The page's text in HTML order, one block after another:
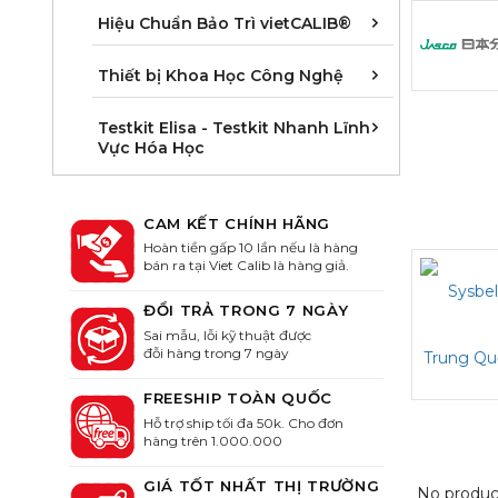
Hiệu Chuẩn Bảo Trì vietCALIB® Dung tích,
Hoá lý/
Nhiệt độ/
Thời gian,
Thiết bị Khoa Học Công Nghệ Thiết bị đo
Testkit Elisa - Testkit Nhanh Lĩnh
Vực Hóa Học
CAM KẾT CHÍNH HÃNG
Hoàn tiền gấp 10 lần nếu là hàng
bán ra tại Viet Calib là hàng giả.
ĐỔI TRẢ TRONG 7 NGÀY
Sai mẫu, lỗi kỹ thuật được
đỗi hàng trong 7 ngày
FREESHIP TOÀN QUỐC
Hỗ trợ ship tối đa 50k. Cho đơn
hàng trên 1.000.000
GIÁ TỐT NHẤT THỊ TRƯỜNG No